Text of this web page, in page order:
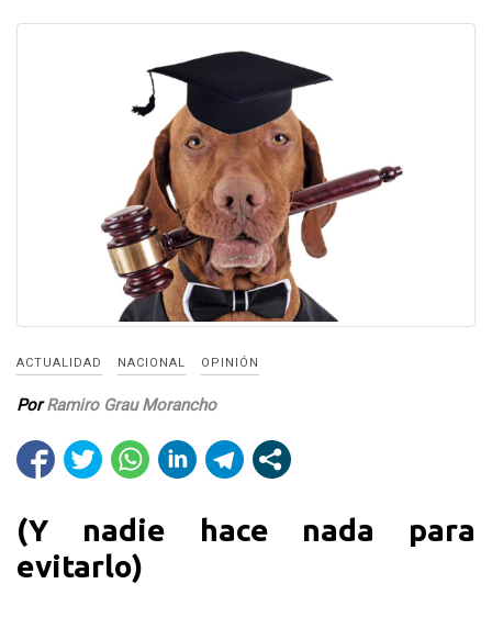
ACTUALIDAD NACIONAL OPINIÓN
PorRamiro Grau Morancho
(Y nadie hace nada para
evitarlo)